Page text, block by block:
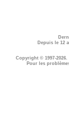
Depuis le 12
Copyright © 1997-2026.
Pour les